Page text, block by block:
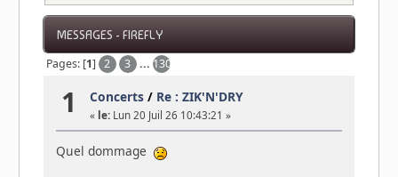
MESSAGES - FIREFLY
Pages: [1] 2 3 ... 130
1 Concerts / Re : ZIK'N'DRY
« le: Lun 20 Juil 26 10:43:21 »
Quel dommage